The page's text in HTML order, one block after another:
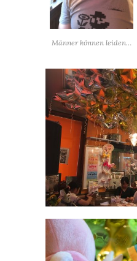
Männer können leiden…